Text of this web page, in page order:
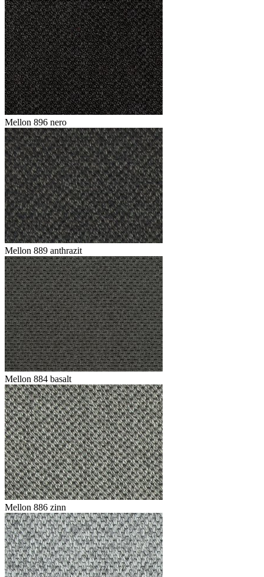
Mellon 896 nero
Mellon 889 anthrazit
Mellon 884 basalt
Mellon 886 zinn